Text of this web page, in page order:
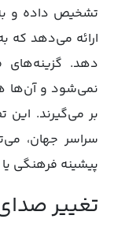
تشخیص داده و
ارائه می‌دهد که
دهد.
نمی‌شود و آن‌ها
بر می‌گیرند. این
سراسر جهان،
پیشینه فرهنگی
تغییر